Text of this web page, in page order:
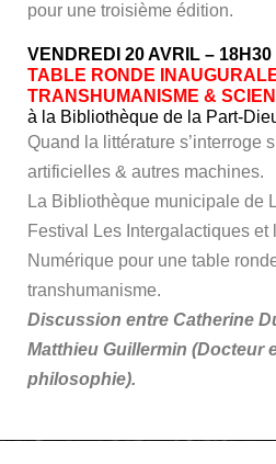
pour une troisième édition.
VENDREDI 20 AVRIL – 18H30
TABLE RONDE
TRANSHUMANISME &
à la Bibliothèque de la Part-
Quand la littérature s’interroge
artificielles & autres machines.
La Bibliothèque municipale de
Festival Les Intergalactiques et
Numérique pour une table
transhumanisme.
Discussion entre Catherine
Matthieu Guillermin (Docteur
philosophie).